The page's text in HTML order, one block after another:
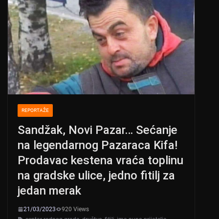
REPORTAŽE
Sandžak, Novi Pazar… Sećanje
na legendarnog Pazaraca Kifa!
Prodavac kestena vraća toplinu
na gradske ulice, jedno fitilj za
jedan merak
21/03/2023
920 Views